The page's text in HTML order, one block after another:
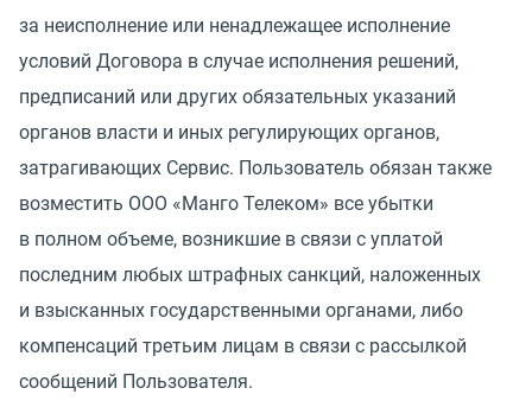
за неисполнение или ненадлежащее исполнение
условий Договора в случае исполнения решений,
предписаний или других обязательных указаний
органов власти и иных регулирующих органов,
затрагивающих Сервис. Пользователь обязан также
возместить ООО «Манго Телеком» все убытки
в полном объеме, возникшие в связи с уплатой
последним любых штрафных санкций, наложенных
и взысканных государственными органами, либо
компенсаций третьим лицам в связи с рассылкой
сообщений Пользователя.